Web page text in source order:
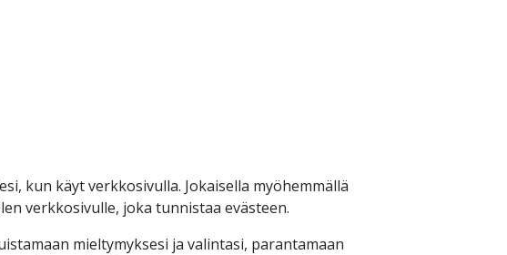
kun käyt verkkosivulla. Jokaisella myöhemmällä
verkkosivulle, joka tunnistaa evästeen.
mieltymyksesi ja valintasi, parantamaan